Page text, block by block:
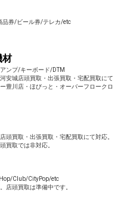
品券/ビール券/テレカ/etc
材
ンプ/キーボード/DTM
安城店頭買取・出張買取・宅配買取にて
豊川店・ほびっと・オーバーフロークロ
頭買取・出張買取・宅配買取にて対応。
買取では非対応。
Club/CityPop/etc
店頭買取は準備中です。